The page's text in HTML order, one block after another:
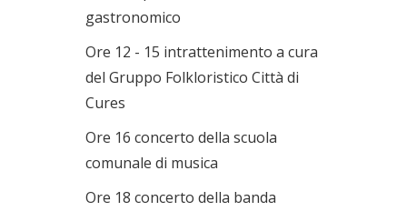
gastronomico
Ore 12 - 15 intrattenimento a cura
del Gruppo Folkloristico Città di
Cures
Ore 16 concerto della scuola
comunale di musica
Ore 18 concerto della banda